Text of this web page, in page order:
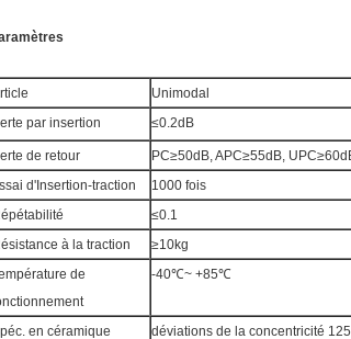
Unimodal
par insertion ≤0.2dB
de retour PC≥50dB, APC≥55dB,
d'Insertion-traction 1000 fois
≤0.1
à la traction ≥10kg
de
-40℃~ +85℃
en céramique
déviations de la concentricité